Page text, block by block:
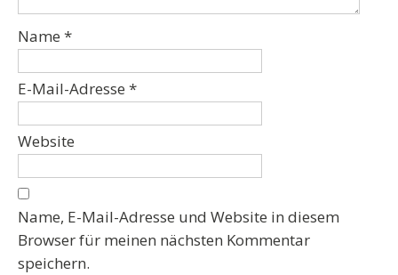
Name *
E-Mail-Adresse *
Website
Name, E-Mail-Adresse und Website in diesem
Browser für meinen nächsten Kommentar
speichern.